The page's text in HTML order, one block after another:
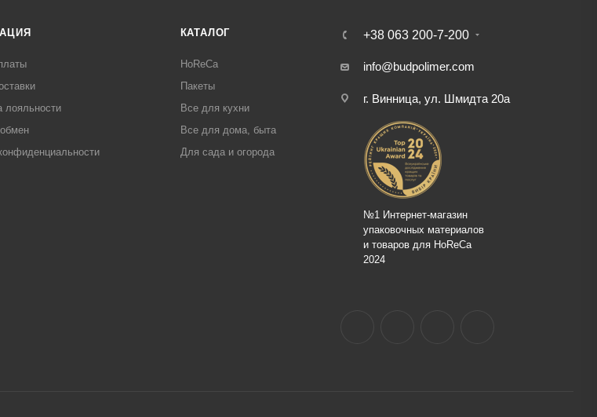
лояльности
КАТАЛОГ
HoReCa
Пакеты
Все для кухни
Все для дома, быта
Для сада и огорода
+38 063 200-7-200
info@budpolimer.com
г. Винница, ул. Шмидта 20а
№1 Интернет-магазин
упаковочных материалов
и товаров для HoReCa
2024